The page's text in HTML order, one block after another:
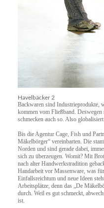
Havelbäcker 2
Backwaren sind Industrieprodukte,
kommen vom Fließband. Deswegen
schmecken auch so. Also
Bis die Agentur Cage, Fish und
Mäkelbörger“ vereinbarten. Die
Norden und sind gerade dabei,
sich zu überzeugen. Womit? Mit
nach alter Handwerkstradition
Handarbeit vor Massenware, was
Einfallsreichtum und neue Ideen
Arbeitsplätze, denn das „De
durch. Weil es gut schmeckt,
ist.